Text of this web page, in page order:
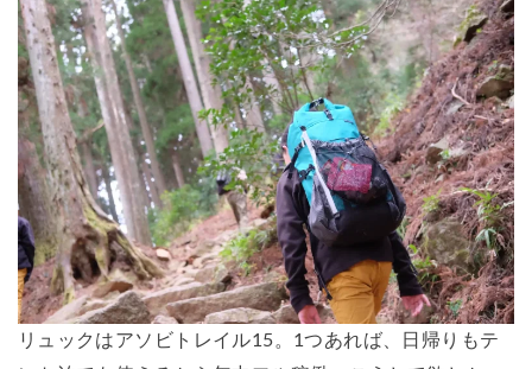
リュックはアソビトレイル15。1つあれば、日帰りもテ